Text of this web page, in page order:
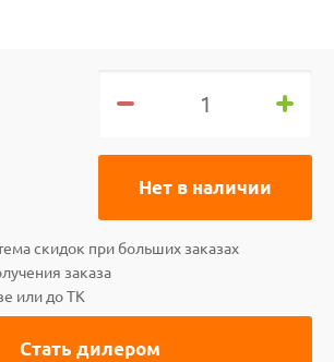
Нет в наличии
скидок при больших заказах
заказа
или до ТК
Стать дилером